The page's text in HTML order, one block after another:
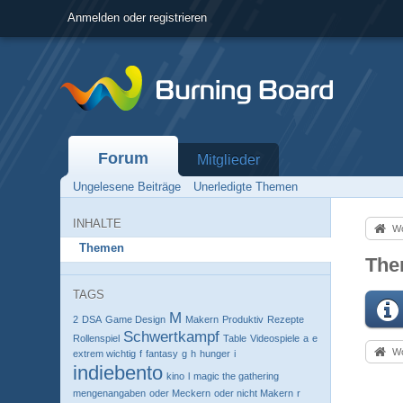
Anmelden oder registrieren
Forum Mitglieder
Ungelesene Beiträge Unerledigte Themen
INHALTE
Themen
TAGS
2 DSA Game Design M Makern Produktiv Rezepte
Rollenspiel Schwertkampf Table Videospiele a e
extrem wichtig f fantasy g h hunger i
indiebento kino l magic the gathering
mengenangaben oder Meckern oder nicht Makern r